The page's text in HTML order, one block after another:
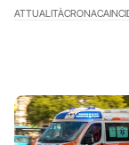
ATTUALITÀCRONACA